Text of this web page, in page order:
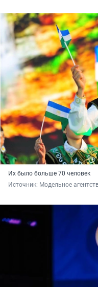
Их было больше 70 человек
Источник: Модельное